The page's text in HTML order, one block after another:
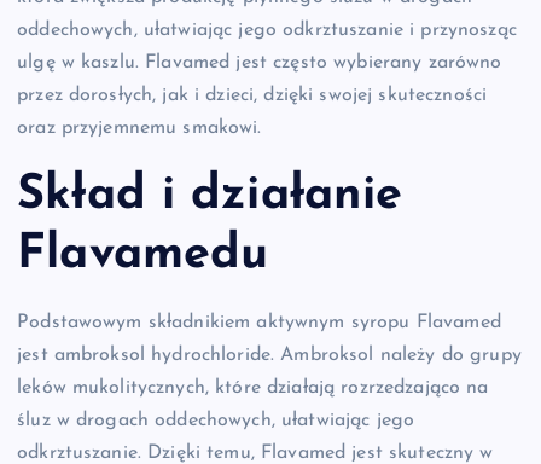
oddechowych, ułatwiając jego odkrztuszanie i przynosząc
ulgę w kaszlu. Flavamed jest często wybierany zarówno
przez dorosłych, jak i dzieci, dzięki swojej skuteczności
oraz przyjemnemu smakowi.
Skład i działanie
Flavamedu
Podstawowym składnikiem aktywnym syropu Flavamed
jest ambroksol hydrochloride. Ambroksol należy do grupy
leków mukolitycznych, które działają rozrzedzająco na
śluz w drogach oddechowych, ułatwiając jego
odkrztuszanie. Dzięki temu, Flavamed jest skuteczny w